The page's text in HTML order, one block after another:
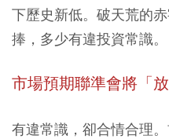
下歷史新低。破天荒的
捧，多少有違投資常識。
市場預期聯準會將「
有違常識，卻合情合理